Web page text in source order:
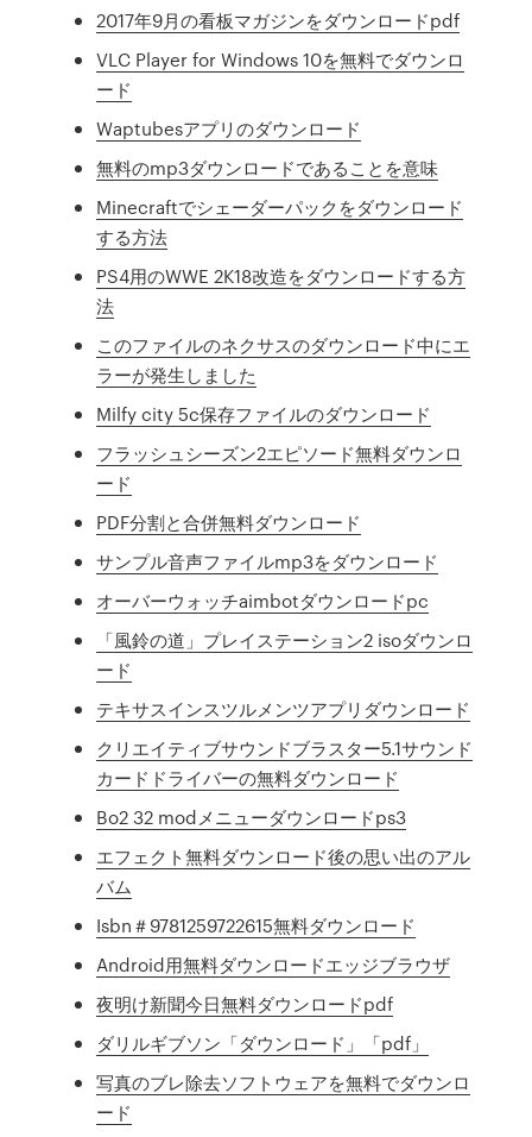
2017年9月の看板マガジンをダウンロードpdf
VLC Player for Windows 10を無料でダウンロ
ード
Waptubesアプリのダウンロード
無料のmp3ダウンロードであることを意味
Minecraftでシェーダーパックをダウンロード
する方法
PS4用のWWE 2K18改造をダウンロードする方
法
このファイルのネクサスのダウンロード中にエ
ラーが発生しました
Milfy city 5c保存ファイルのダウンロード
フラッシュシーズン2エピソード無料ダウンロ
ード
PDF分割と合併無料ダウンロード
サンプル音声ファイルmp3をダウンロード
オーバーウォッチaimbotダウンロードpc
「風鈴の道」プレイステーション2 isoダウンロ
ード
テキサスインスツルメンツアプリダウンロード
クリエイティブサウンドブラスター5.1サウンド
カードドライバーの無料ダウンロード
Bo2 32 modメニューダウンロードps3
エフェクト無料ダウンロード後の思い出のアル
バム
Isbn＃9781259722615無料ダウンロード
Android用無料ダウンロードエッジブラウザ
夜明け新聞今日無料ダウンロードpdf
ダリルギブソン「ダウンロード」「pdf」
写真のブレ除去ソフトウェアを無料でダウンロ
ード